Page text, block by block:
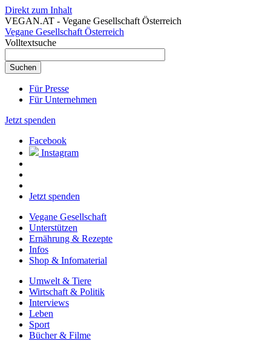
Direkt zum Inhalt
VEGAN.AT - Vegane Gesellschaft Österreich
Vegane Gesellschaft Österreich
Volltextsuche
Für Presse
Für Unternehmen
Jetzt spenden
Facebook
Instagram
Jetzt spenden
Vegane Gesellschaft
Unterstützen
Ernährung & Rezepte
Infos
Shop & Infomaterial
Umwelt & Tiere
Wirtschaft & Politik
Interviews
Leben
Sport
Bücher & Filme